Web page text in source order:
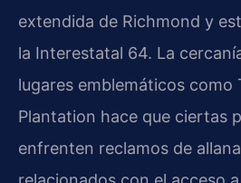
extendida de Richmond y
la Interestatal 64. La
lugares emblemáticos como
Plantation hace que ciertas
enfrenten reclamos de